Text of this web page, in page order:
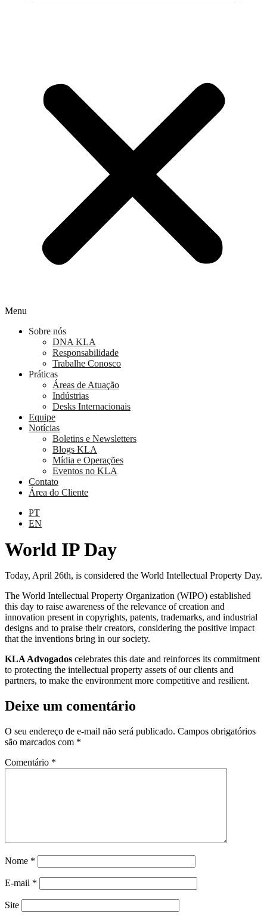
Menu
Sobre nós
DNA KLA
Responsabilidade
Trabalhe Conosco
Práticas
Áreas de Atuação
Indústrias
Desks Internacionais
Equipe
Notícias
Boletins e Newsletters
Blogs KLA
Mídia e Operações
Eventos no KLA
Contato
Área do Cliente
PT
EN
World IP Day
Today, April 26th, is considered the World Intellectual Property Day.
The World Intellectual Property Organization (WIPO) established
this day to raise awareness of the relevance of creation and
innovation present in copyrights, patents, trademarks, and industrial
designs and to praise their creators, considering the positive impact
that the inventions bring in our society.
KLA Advogados celebrates this date and reinforces its commitment
to protecting the intellectual property assets of our clients and
partners, to make the environment more competitive and resilient.
Deixe um comentário
O seu endereço de e-mail não será publicado. Campos obrigatórios
são marcados com *
Comentário *
Nome *
E-mail *
Site